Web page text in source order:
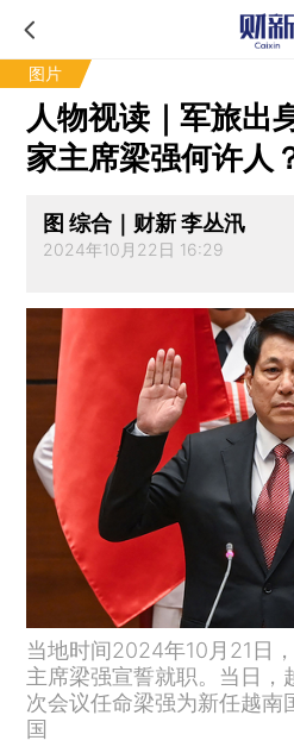
图片
人物视读｜军旅出
家主席梁强何许人
图 综合｜财新 李丛汛
2024年10月22日 16:29
当地时间2024年10月21日
主席梁强宣誓就职。当日，
次会议任命梁强为新任越南
国